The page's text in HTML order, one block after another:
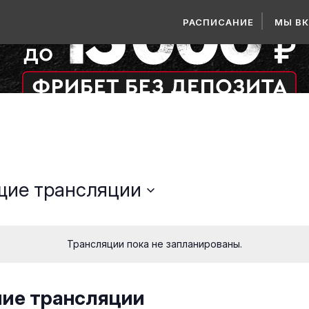
РАСПИСАНИЕ МЫ
Трансляции пока не запланированы.
трансляции
трансляции